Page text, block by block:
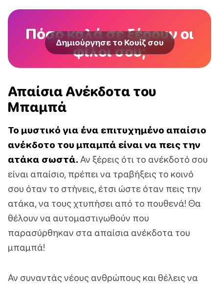
Πόσο καλά σε ξέρουν οι
φίλοι σου;
Δημιούργησε το Κουίζ σου
Απαίσια Ανέκδοτα του
Μπαμπά
Το μυστικό για ένα επιτυχημένο απαίσιο
ανέκδοτο του μπαμπά είναι να πεις την
ατάκα σωστά. Αν ξέρεις ότι το ανέκδοτό σου
είναι απαίσιο, πρέπει να τραβήξεις το κοινό
σου όταν το στήνεις, έτσι ώστε όταν πεις την
ατάκα, να τους χτυπήσει από το πουθενά! Θα
θέλουν να αυτομαστιγωθούν που
παρασύρθηκαν στα απαίσια ανέκδοτα του
μπαμπά!
Αν συναντάς νέους ανθρώπους και θέλεις να